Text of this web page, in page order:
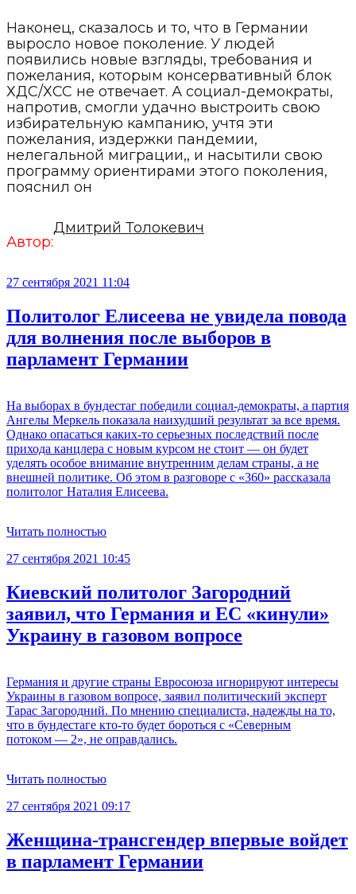
Наконец, сказалось и то, что в Германии
выросло новое поколение. У людей
появились новые взгляды, требования и
пожелания, которым консервативный блок
ХДС/ХСС не отвечает. А социал-демократы,
напротив, смогли удачно выстроить свою
избирательную кампанию, учтя эти
пожелания, издержки пандемии,
нелегальной миграции,, и насытили свою
программу ориентирами этого поколения,
пояснил он
Автор:
Дмитрий Толокевич
27 сентября 2021 11:04
Политолог Елисеева не увидела повода
для волнения после выборов в
парламент Германии
На выборах в бундестаг победили социал-демократы, а партия
Ангелы Меркель показала наихудший результат за все время.
Однако опасаться каких-то серьезных последствий после
прихода канцлера с новым курсом не стоит — он будет
уделять особое внимание внутренним делам страны, а не
внешней политике. Об этом в разговоре с «360» рассказала
политолог Наталия Елисеева.
Читать полностью
27 сентября 2021 10:45
Киевский политолог Загородний
заявил, что Германия и ЕС «кинули»
Украину в газовом вопросе
Германия и другие страны Евросоюза игнорируют интересы
Украины в газовом вопросе, заявил политический эксперт
Тарас Загородний. По мнению специалиста, надежды на то,
что в бундестаге кто-то будет бороться с «Северным
потоком — 2», не оправдались.
Читать полностью
27 сентября 2021 09:17
Женщина-трансгендер впервые войдет
в парламент Германии